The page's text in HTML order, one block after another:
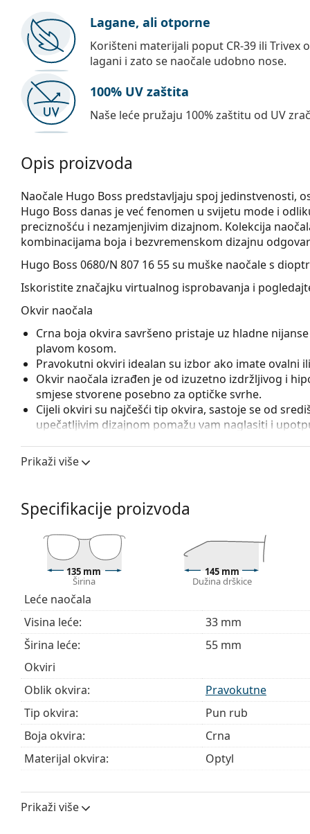
Lagane, ali otporne
Korišteni materijali poput CR-39 ili Trivex
lagani i zato se naočale udobno nose.
100% UV zaštita
Naše leće pružaju 100% zaštitu od UV
Opis proizvoda
Naočale Hugo Boss predstavljaju spoj jedinstvenosti,
Hugo Boss danas je već fenomen u svijetu mode i
preciznošću i nezamjenjivim dizajnom. Kolekcija
kombinacijama boja i bezvremenskom dizajnu
Hugo Boss 0680/N 807 16 55su muške naočale s
Iskoristite značajku virtualnog isprobavanja i
Okvir naočala
Crna boja okvira savršeno pristaje uz hladne
plavom kosom.
Pravokutni okviri idealan su izbor ako imate ovalni
Okvir naočala izrađen je od izuzetno izdržljivog i
smjese stvorene posebno za optičke svrhe.
Cijeli okviri su najčešći tip okvira, sastoje se od
upečatljivim dizajnom pomažu vam naglasiti i
prikladna je za sve vrste leća, uključujući i one s
Flexi šarka sa ugrađenom oprugom omogućava
Pribor
Naočale isporučujemo s originalnom futrolom.
Krpa koja se nalazi u pakiranju idealna je za
sadržavati tekstilnu vrećicu.
Istražite cijelu ponudu
dioptrijskih naočalakako biste
kupnju naočala
Ovo je medicinski proizvod. Prije uporabe pročitajte
Prikaži više
Specifikacije proizvoda
135 mm
Širina
145 mm
Dužina drškice
Leće naočala
Visina leće:
33 mm
Širina leće:
55 mm
Okviri
Oblik okvira:
Pravokutne
Tip okvira:
Pun rub
Boja okvira:
Crna
Materijal okvira:
Optyl
Širina:
Prikaži više